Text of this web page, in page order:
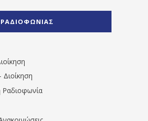
" artist="" ]
Ραδιοφωνία